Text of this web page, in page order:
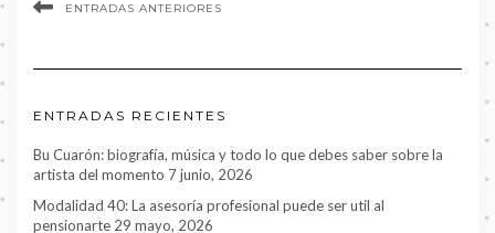
ENTRADAS ANTERIORES
ENTRADAS RECIENTES
Bu Cuarón: biografía, música y todo lo que debes saber sobre la
artista del momento 7 junio, 2026
Modalidad 40: La asesoría profesional puede ser util al
pensionarte 29 mayo, 2026